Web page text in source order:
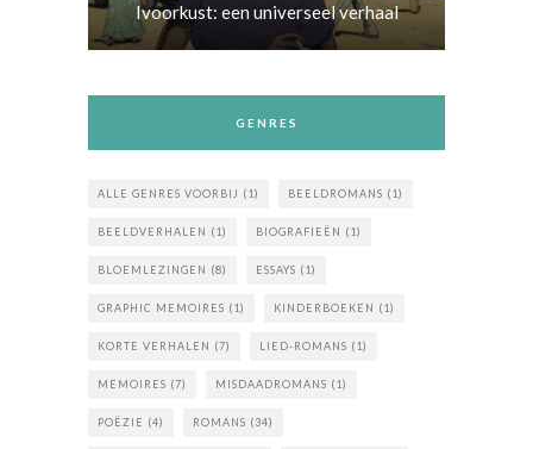
Ivoorkust: een universeel verhaal
GENRES
ALLE GENRES VOORBIJ (1) BEELDROMANS (1)
BEELDVERHALEN (1) BIOGRAFIEËN (1)
BLOEMLEZINGEN (8) ESSAYS (1)
GRAPHIC MEMOIRES (1) KINDERBOEKEN (1)
KORTE VERHALEN (7) LIED-ROMANS (1)
MEMOIRES (7) MISDAADROMANS (1)
POËZIE (4) ROMANS (34)